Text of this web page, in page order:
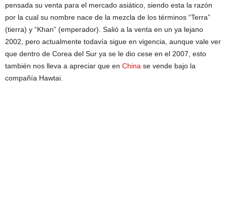
pensada su venta para el mercado asiático, siendo esta la razón
por la cual su nombre nace de la mezcla de los términos “Terra”
(tierra) y “Khan” (emperador). Salió a la venta en un ya lejano
2002, pero actualmente todavía sigue en vigencia, aunque vale ver
que dentro de Corea del Sur ya se le dio cese en el 2007, esto
también nos lleva a apreciar que en China se vende bajo la
compañía Hawtai.